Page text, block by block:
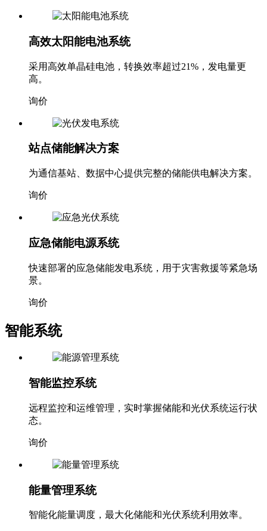
高效太阳能电池系统
采用高效单晶硅电池，转换效率超过21%，发电量更
高。
询价
站点储能解决方案
为通信基站、数据中心提供完整的储能供电解决方案。
询价
应急储能电源系统
快速部署的应急储能发电系统，用于灾害救援等紧急场
景。
询价
智能系统
智能监控系统
远程监控和运维管理，实时掌握储能和光伏系统运行状
态。
询价
能量管理系统
智能化能量调度，最大化储能和光伏系统利用效率。